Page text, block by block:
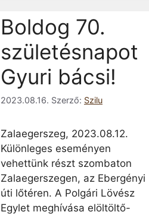
Boldog 70.
születésnapot
Gyuri bácsi!
2023.08.16. Szerző: Szilu
Zalaegerszeg, 2023.08.12.
Különleges eseményen
vehettünk részt szombaton
Zalaegerszegen, az Ebergényi
úti lőtéren. A Polgári Lövész
Egylet meghívása elöltöltő-